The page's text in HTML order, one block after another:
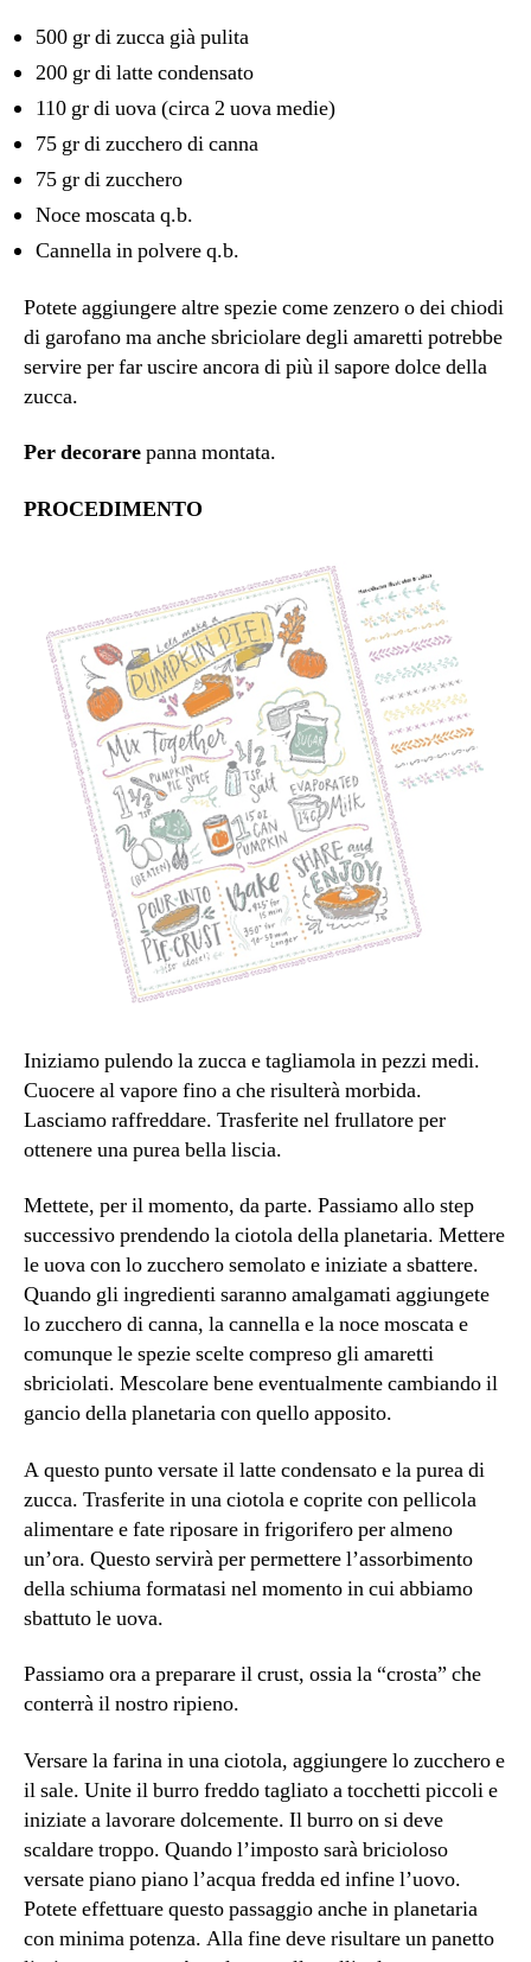
500 gr di zucca già pulita
200 gr di latte condensato
110 gr di uova (circa 2 uova medie)
75 gr di zucchero di canna
75 gr di zucchero
Noce moscata q.b.
Cannella in polvere q.b.
Potete aggiungere altre spezie come zenzero o dei chiodi
di garofano ma anche sbriciolare degli amaretti potrebbe
servire per far uscire ancora di più il sapore dolce della
zucca.
Per decorarepanna montata.
PROCEDIMENTO
Iniziamo pulendo la zucca e tagliamola in pezzi medi.
Cuocere al vapore fino a che risulterà morbida.
Lasciamo raffreddare. Trasferite nel frullatore per
ottenere una purea bella liscia.
Mettete, per il momento, da parte. Passiamo allo step
successivo prendendo la ciotola della planetaria. Mettere
le uova con lo zucchero semolato e iniziate a sbattere.
Quando gli ingredienti saranno amalgamati aggiungete
lo zucchero di canna, la cannella e la noce moscata e
comunque le spezie scelte compreso gli amaretti
sbriciolati. Mescolare bene eventualmente cambiando il
gancio della planetaria con quello apposito.
A questo punto versate il latte condensato e la purea di
zucca. Trasferite in una ciotola e coprite con pellicola
alimentare e fate riposare in frigorifero per almeno
un’ora. Questo servirà per permettere l’assorbimento
della schiuma formatasi nel momento in cui abbiamo
sbattuto le uova.
Passiamo ora a preparare il crust, ossia la “crosta” che
conterrà il nostro ripieno.
Versare la farina in una ciotola, aggiungere lo zucchero e
il sale. Unite il burro freddo tagliato a tocchetti piccoli e
iniziate a lavorare dolcemente. Il burro on si deve
scaldare troppo. Quando l’imposto sarà bricioloso
versate piano piano l’acqua fredda ed infine l’uovo.
Potete effettuare questo passaggio anche in planetaria
con minima potenza. Alla fine deve risultare un panetto